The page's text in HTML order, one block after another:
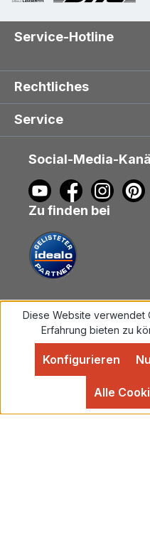
Service-Hotline
Rechtliches
Service
Social-Media-
Zu finden bei
Alle Preise inkl.
nicht
Diese Website verwendet
Erfahrung bieten zu
Konfigurieren
Alle